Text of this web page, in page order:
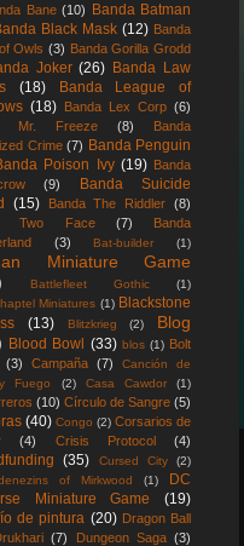
Bane (10)
Banda Batman
Black Mask (12) Banda
Owls (3) Banda Gorilla Grodd
Joker (26) Banda Law
(18)
Banda League of
(18) Banda Lex Corp (6)
Mr. Freeze
(8)
Banda
Crime (7) Banda Penguin
Poison Ivy (19) Banda
(9)
Banda Suicide
(15) Banda The Riddler (8)
Two Face
(7)
Banda
(3) Bat-builder (1)
Miniature Game
Battlefleet Gothic
(1)
Miniatures (1) Blackstone
(13) Blitzkrieg (2)
Blog
Blood Bowl (33) blos (1) Bolt
(3) Campaña (7)
Canción de
Fuego
(2) Casa Cawdor (1)
(10) Círculo de Sangre (5)
(40) Congo (2) Corsarios de
(4) Crisis Protocol (4)
(35) Cursed City
(2)
of Mirkwood
(1)
DC
Miniature Game
(19)
de pintura (20) Dragon Ball
(7) Dungeon Saga (3)